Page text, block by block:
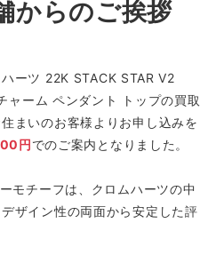
からのご挨拶
ーツ 22K STACK STAR V2
ャーム ペンダント トップの買取
まいのお客様よりお申し込みを
円でのご案内となりました。
モチーフは、クロムハーツの中
ザイン性の両面から安定した評